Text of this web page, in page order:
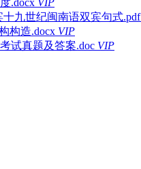
九世纪闽南语双宾句式.pdf
构造.docx VIP
试真题及答案.doc VIP